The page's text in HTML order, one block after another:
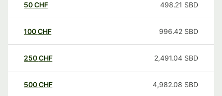
50CHF 498.21 SBD
100CHF 996.42 SBD
250CHF 2,491.04 SBD
500CHF 4,982.08 SBD